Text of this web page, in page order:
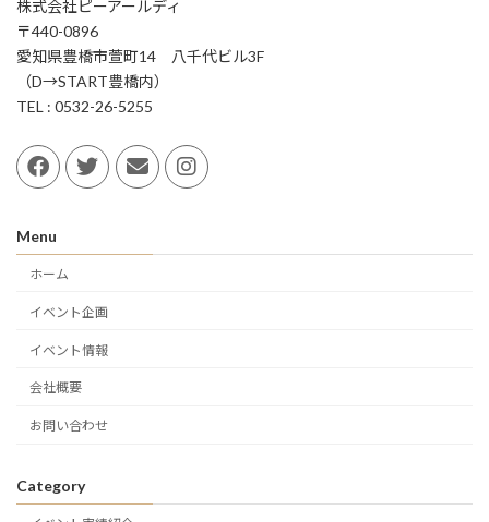
株式会社ピーアールディ
〒440-0896
愛知県豊橋市萱町14 八千代ビル3F
（D→START豊橋内）
TEL : 0532-26-5255
Menu
ホーム
イベント企画
イベント情報
会社概要
お問い合わせ
Category